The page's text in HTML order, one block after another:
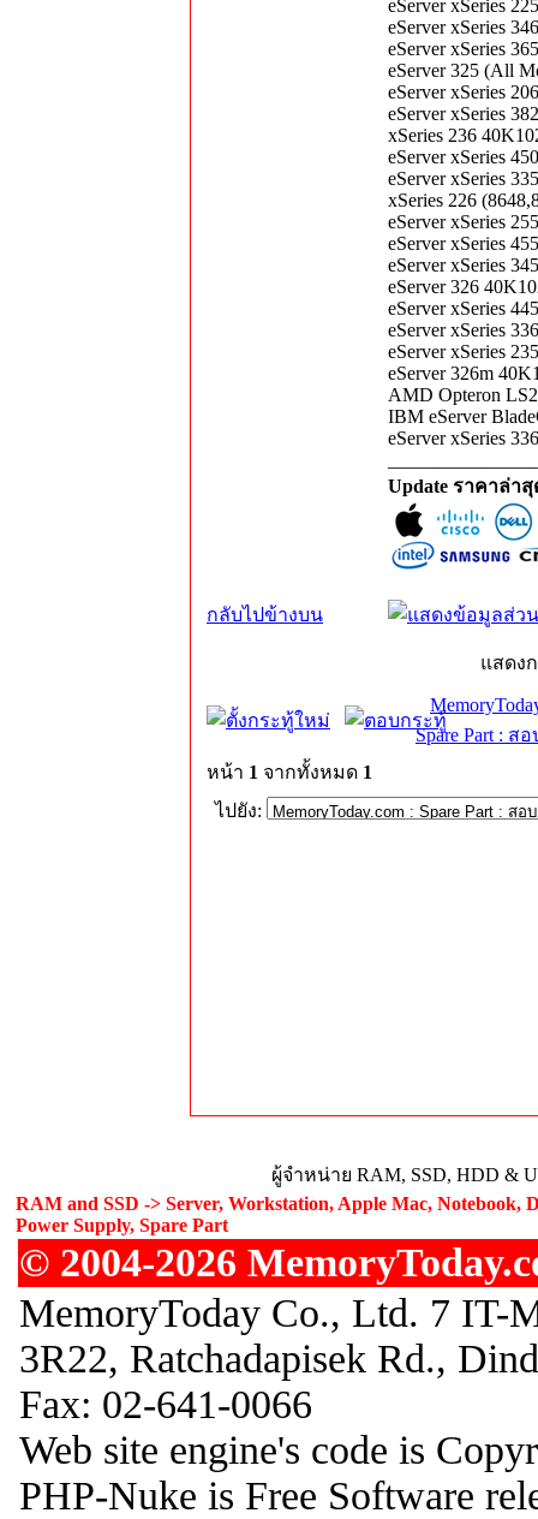
eServer xSeries
eServer xSeries
eServer xSeries
eServer 325 (All
eServer xSeries
eServer xSeries
xSeries 236
eServer xSeries
eServer xSeries
xSeries 226
eServer xSeries
eServer xSeries
eServer xSeries
eServer 326
eServer xSeries
eServer xSeries
eServer xSeries
eServer 326m
AMD Opteron
IBM eServer
eServer xSeries
Update ราคาล่า
กลับไปข้างบน
แสดง
Spare Part : ส
หน้า 1 จากทั้งหมด 1
ไปยัง:
ผู้จำหน่าย RAM, SSD, HDD &
RAM and SSD -> Server, Workstation, Apple Mac, Notebook,
Power Supply, Spare Part
© 2004-2026
MemoryToday Co., Ltd. 7 IT-
3R22, Ratchadapisek Rd.,
Fax: 02-641-0066
Web site engine's code is
PHP-Nuke is Free Software